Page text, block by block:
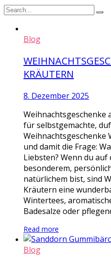
Blog
KRÄUTERN
8. Dezember 2025
Weihnachtsgeschenke
für selbstgemachte,
Weihnachtsgeschenke
und damit die Frage:
Liebsten? Wenn du auf
besonderem,
natürlichem bist, sind
Kräutern eine
Wintertees,
Badesalze oder
Read more
Blog